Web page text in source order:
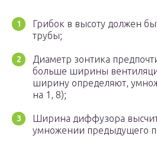
Грибок в высоту должен
трубы;
Диаметр зонтика
больше ширины
ширину определяют,
на 1, 8);
Ширина диффузора
умножении предыдущего